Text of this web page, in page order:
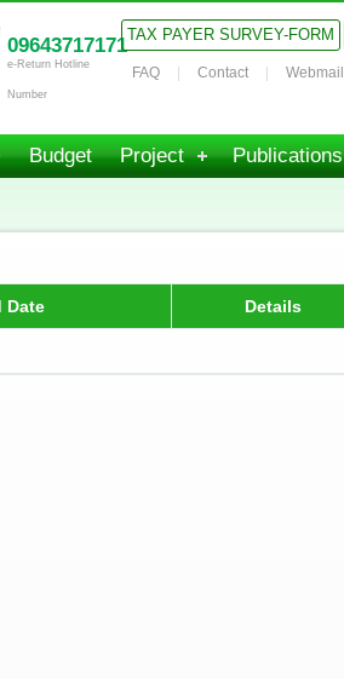
09643717171
e-Return Hotline
Number
TAX PAYER SURVEY-FORM
FAQ Contact Webmail
Budget Project Publications
Date Details